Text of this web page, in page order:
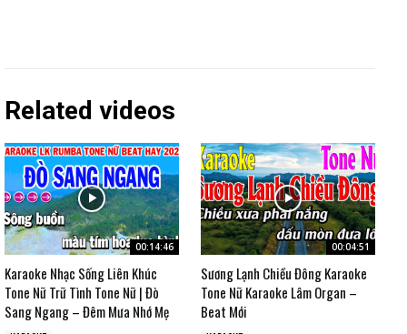
Related videos
00:14:46
Karaoke Nhạc Sống Liên Khúc
Tone Nữ Trữ Tình Tone Nữ | Đò
Sang Ngang – Đêm Mưa Nhớ Mẹ
00:04:51
Sương Lạnh Chiều Đông Karaoke
Tone Nữ Karaoke Lâm Organ –
Beat Mới